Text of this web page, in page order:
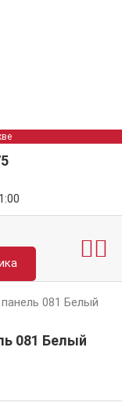
081 Белый
081 Белый